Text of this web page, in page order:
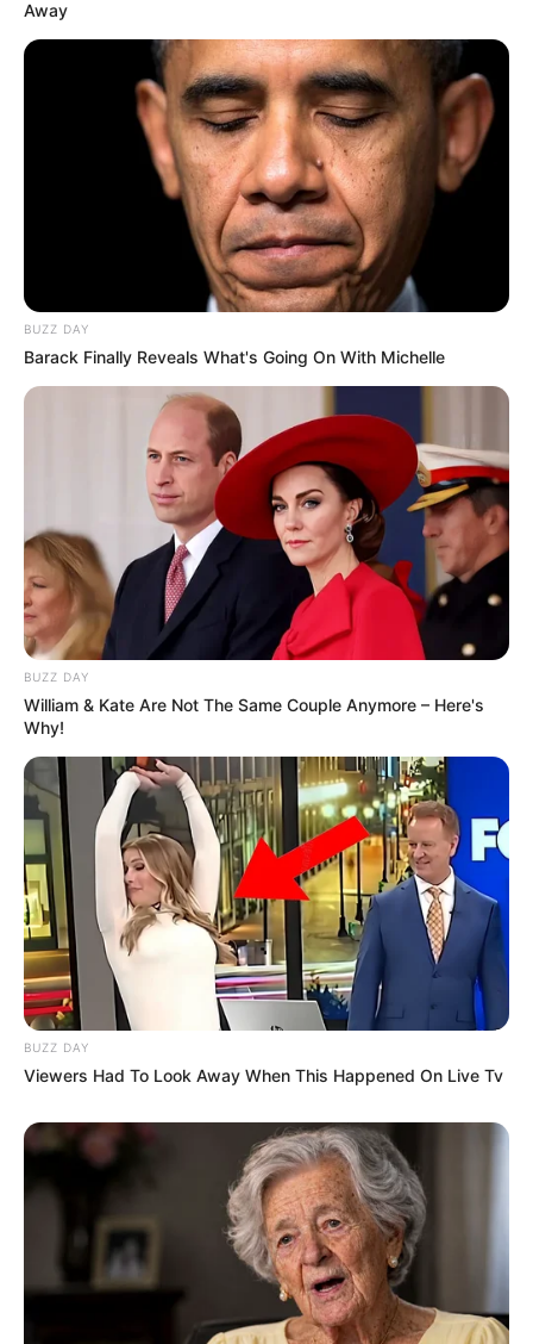
Away
BUZZ DAY
Barack Finally Reveals What's Going On With Michelle
BUZZ DAY
William & Kate Are Not The Same Couple Anymore – Here's
Why!
BUZZ DAY
Viewers Had To Look Away When This Happened On Live Tv